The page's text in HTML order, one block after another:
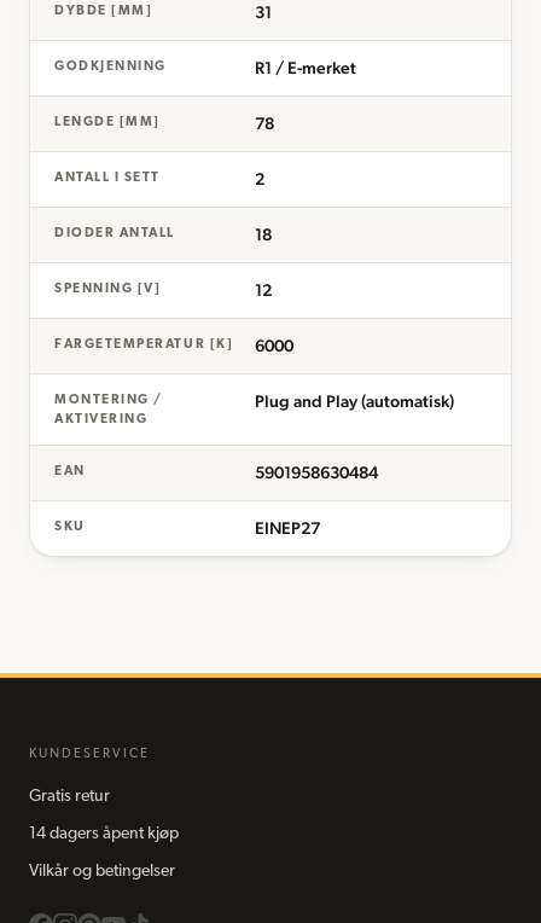
DYBDE [MM] 31
GODKJENNING R1 / E-merket
LENGDE [MM] 78
ANTALL I SETT 2
DIODER ANTALL 18
SPENNING [V] 12
FARGETEMPERATUR [K] 6000
MONTERING /
AKTIVERING
Plug and Play (automatisk)
EAN 5901958630484
SKU EINEP27
KUNDESERVICE
Gratis retur
14 dagers åpent kjøp
Vilkår og betingelser